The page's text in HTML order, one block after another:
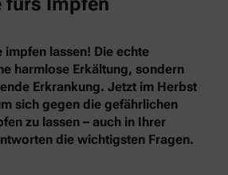
lassen! Die echte
harmlose Erkältung, sondern
Erkrankung. Jetzt im Herbst
sich gegen die gefährlichen
zu lassen – auch in Ihrer
die wichtigsten Fragen.